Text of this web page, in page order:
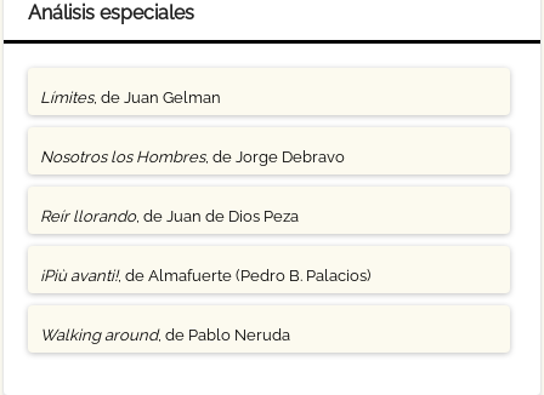
Análisis especiales
Límites, de Juan Gelman
Nosotros los Hombres, de Jorge Debravo
Reír llorando, de Juan de Dios Peza
¡Più avanti!, de Almafuerte (Pedro B. Palacios)
Walking around, de Pablo Neruda